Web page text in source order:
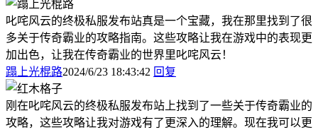
叱咤风云的终极私服发布站真是一个宝藏，我在那里找到了很
多关于传奇霸业的攻略指南。这些攻略让我在游戏中的表现更
加出色，让我在传奇霸业的世界里叱咤风云！
蹋上光棍路2024/6/23 18:43:42 回复
刚在叱咤风云的终极私服发布站上找到了一些关于传奇霸业的
攻略，这些攻略让我对游戏有了更深入的理解。现在我可以更